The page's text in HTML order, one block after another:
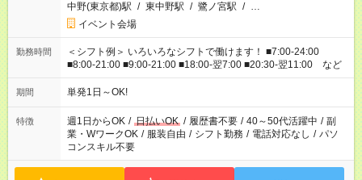
中野(東京都)駅 / 東中野駅 / 鷺ノ宮駅 / …
イベント会場
勤務時間
＜シフト例＞ いろいろなシフトで働けます！ ■7:00-24:00
■8:00-21:00 ■9:00-21:00 ■18:00-翌7:00 ■20:30-翌11:00 など
期間 単発1日～OK!
特徴 週1日からOK / 日払いOK / 履歴書不要 / 40～50代活躍中 / 副
業・WワークOK / 服装自由 / シフト勤務 / 電話対応なし / パソ
コンスキル不要